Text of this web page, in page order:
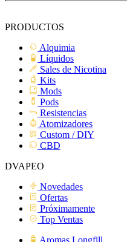
PRODUCTOS
Alquimia
Líquidos
Sales de Nicotina
Kits
Mods
Pods
Resistencias
Atomizadores
Custom / DIY
CBD
DVAPEO
Novedades
Ofertas
Próximamente
Top Ventas
Aromas Longfill